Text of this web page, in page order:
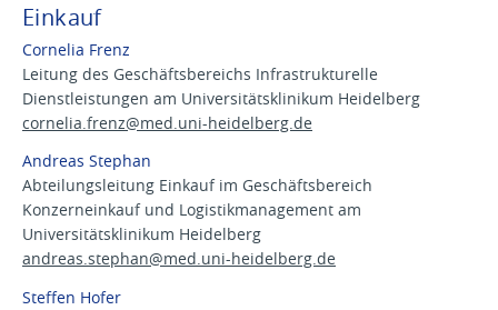
Einkauf
Cornelia Frenz
Leitung des Geschäftsbereichs Infrastrukturelle
Dienstleistungen am Universitätsklinikum Heidelberg
cornelia.frenz@med.uni-heidelberg.de
Andreas Stephan
Abteilungsleitung Einkauf im Geschäftsbereich
Konzerneinkauf und Logistikmanagement am
Universitätsklinikum Heidelberg
andreas.stephan@med.uni-heidelberg.de
Steffen Hofer